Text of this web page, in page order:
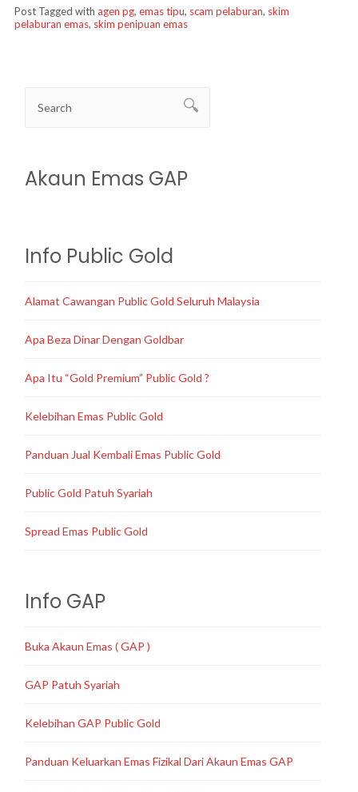
Post Tagged with agen pg, emas tipu, scam pelaburan, skim
pelaburan emas, skim penipuan emas
Akaun Emas GAP
Info Public Gold
Alamat Cawangan Public Gold Seluruh Malaysia
Apa Beza Dinar Dengan Goldbar
Apa Itu “Gold Premium” Public Gold ?
Kelebihan Emas Public Gold
Panduan Jual Kembali Emas Public Gold
Public Gold Patuh Syariah
Spread Emas Public Gold
Info GAP
Buka Akaun Emas ( GAP )
GAP Patuh Syariah
Kelebihan GAP Public Gold
Panduan Keluarkan Emas Fizikal Dari Akaun Emas GAP